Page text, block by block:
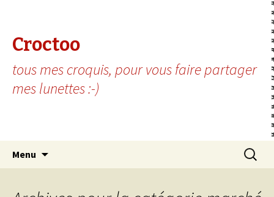
Croctoo
tous mes croquis, pour vous faire partager
mes lunettes :-)
Menu